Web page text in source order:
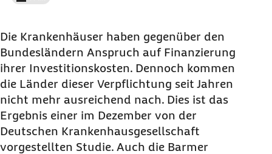
Die Krankenhäuser haben gegenüber den
Bundesländern Anspruch auf Finanzierung
ihrer Investitionskosten. Dennoch kommen
die Länder dieser Verpflichtung seit Jahren
nicht mehr ausreichend nach. Dies ist das
Ergebnis einer im Dezember von der
Deutschen Krankenhausgesellschaft
vorgestellten Studie. Auch die Barmer